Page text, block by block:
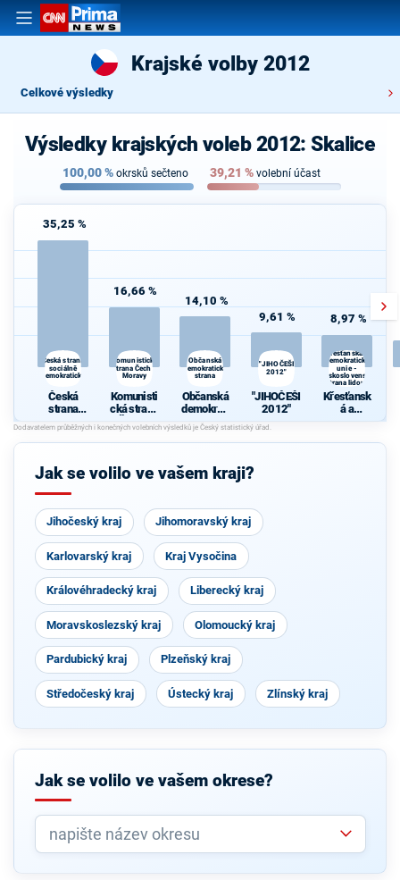
Krajské volby 2012
Celkové výsledky
Výsledky krajských voleb 2012: Skalice
100,00% okrsků sečteno 39,21 % volební účast
35,25 %
Česká strana
sociálně
demokratická
Česká
strana
sociálně
demokrati
cká
16,66 %
Komunistická
strana Čech a
Moravy
Komunisti
cká strana
Čech a
Moravy
14,10 %
Občanská
demokratická
strana
Občanská
demokrati
cká strana
9,61 %
"JIHOČEŠI
2012"
"JIHOČEŠI
2012"
8,97 %
Křesťanská a
demokratická
unie -
Československá
strana lidová
Křesťansk
á a
demokrati
Českoslov
Jak se volilo ve vašem kraji?
Jihočeský kraj Jihomoravský kraj
Karlovarský kraj Kraj Vysočina
Královéhradecký kraj Liberecký kraj
Moravskoslezský kraj Olomoucký kraj
Pardubický kraj Plzeňský kraj
Středočeský kraj Ústecký kraj Zlínský kraj
Jak se volilo ve vašem okrese?